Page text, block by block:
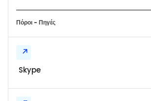
Πόροι - Πηγές
Skype